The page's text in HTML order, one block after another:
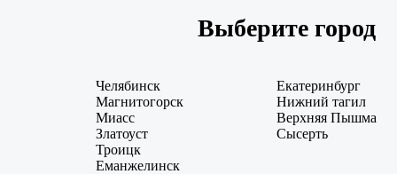
Выберите город
Челябинск
Магнитогорск
Миасс
Златоуст
Троицк
Еманжелинск
Екатеринбург
Нижний тагил
Верхняя Пышма
Сысерть